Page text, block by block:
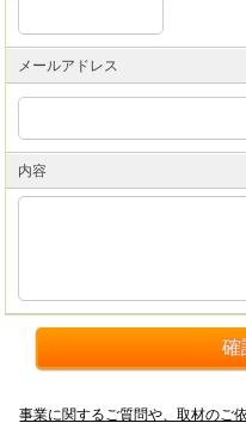
メールアドレス
内容
事業に関するご質問や、取材のご